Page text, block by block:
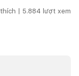
| 5.884 lượt xem